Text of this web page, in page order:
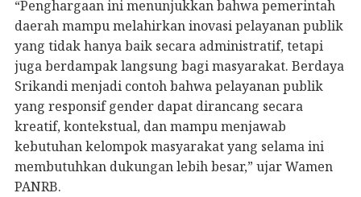
“Penghargaan ini menunjukkan bahwa pemerintah
daerah mampu melahirkan inovasi pelayanan publik
yang tidak hanya baik secara administratif, tetapi
juga berdampak langsung bagi masyarakat. Berdaya
Srikandi menjadi contoh bahwa pelayanan publik
yang responsif gender dapat dirancang secara
kreatif, kontekstual, dan mampu menjawab
kebutuhan kelompok masyarakat yang selama ini
membutuhkan dukungan lebih besar,” ujar Wamen
PANRB.